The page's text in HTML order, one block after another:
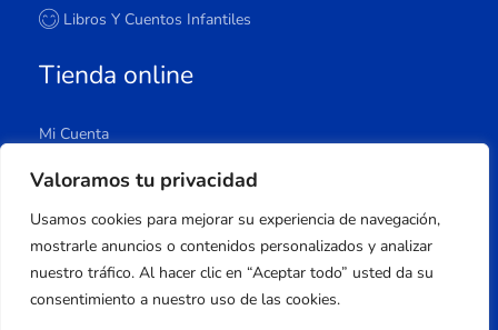
Valoramos tu privacidad
Usamos cookies para mejorar su experiencia de navegación,
mostrarle anuncios o contenidos personalizados y analizar
nuestro tráfico. Al hacer clic en “Aceptar todo” usted da su
consentimiento a nuestro uso de las cookies.
Libros Y Cuentos Infantiles
Tienda online
Mi Cuenta
Carrito
Lista De Deseos